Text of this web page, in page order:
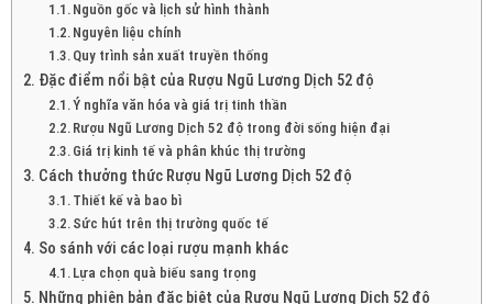
Nguồn gốc và lịch sử hình thành
Nguyên liệu chính
Quy trình sản xuất truyền thống
Đặc điểm nổi bật của Rượu Ngũ Lương Dịch 52 độ
Ý nghĩa văn hóa và giá trị tinh thần
Rượu Ngũ Lương Dịch 52 độ trong đời sống hiện đại
Giá trị kinh tế và phân khúc thị trường
Cách thưởng thức Rượu Ngũ Lương Dịch 52 độ
Thiết kế và bao bì
Sức hút trên thị trường quốc tế
So sánh với các loại rượu mạnh khác
Lựa chọn quà biếu sang trọng
Những phiên bản đặc biệt của Rượu Ngũ Lương Dịch 52 độ